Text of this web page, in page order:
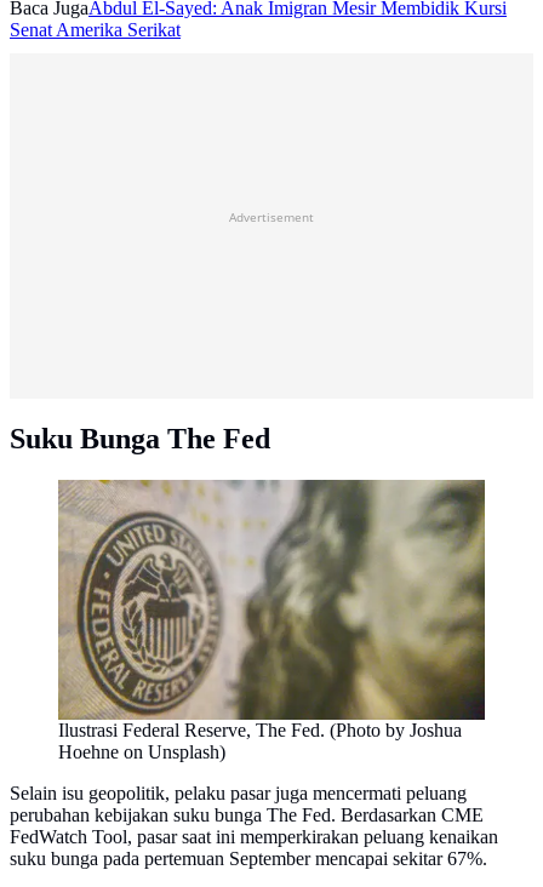
Baca JugaAbdul El-Sayed: Anak Imigran Mesir Membidik Kursi
Senat Amerika Serikat
Advertisement
Suku Bunga The Fed
Ilustrasi Federal Reserve, The Fed. (Photo by Joshua
Hoehne on Unsplash)
Selain isu geopolitik, pelaku pasar juga mencermati peluang
perubahan kebijakan suku bunga The Fed. Berdasarkan CME
FedWatch Tool, pasar saat ini memperkirakan peluang kenaikan
suku bunga pada pertemuan September mencapai sekitar 67%.